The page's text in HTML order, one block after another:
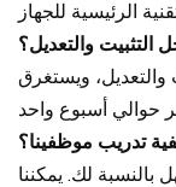
والتعديل؟
ويستغرق
تدريب موظفينا؟
بالنسبة لك. يمكننا